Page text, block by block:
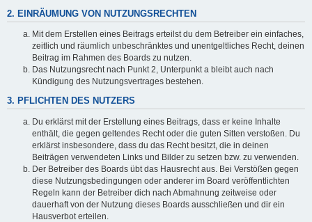
2. EINRÄUMUNG VON NUTZUNGSRECHTEN
Mit dem Erstellen eines Beitrags erteilst du dem Betreiber ein einfaches,
zeitlich und räumlich unbeschränktes und unentgeltliches Recht, deinen
Beitrag im Rahmen des Boards zu nutzen.
Das Nutzungsrecht nach Punkt 2, Unterpunkt a bleibt auch nach
Kündigung des Nutzungsvertrages bestehen.
3. PFLICHTEN DES NUTZERS
Du erklärst mit der Erstellung eines Beitrags, dass er keine Inhalte
enthält, die gegen geltendes Recht oder die guten Sitten verstoßen. Du
erklärst insbesondere, dass du das Recht besitzt, die in deinen
Beiträgen verwendeten Links und Bilder zu setzen bzw. zu verwenden.
Der Betreiber des Boards übt das Hausrecht aus. Bei Verstößen gegen
diese Nutzungsbedingungen oder anderer im Board veröffentlichten
Regeln kann der Betreiber dich nach Abmahnung zeitweise oder
dauerhaft von der Nutzung dieses Boards ausschließen und dir ein
Hausverbot erteilen.